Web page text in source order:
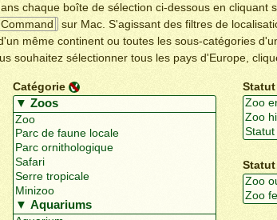
chaque boîte de sélection ci-dessous en cliquant
Command
sur Mac. S'agissant des filtres de
même continent ou toutes les sous-catégories
souhaitez sélectionner tous les pays d'Europe,
Catégorie